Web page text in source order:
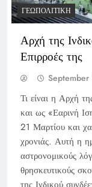
ΓΕΩΠΟΛΙΤΙΚΉ
Αρχή της
Επιρροές της
Τι είναι η Αρχή
και ως «Εαρινή
21 Μαρτίου και
χρονιάς. Αυτή η
αστρονομικούς
θρησκευτικούς